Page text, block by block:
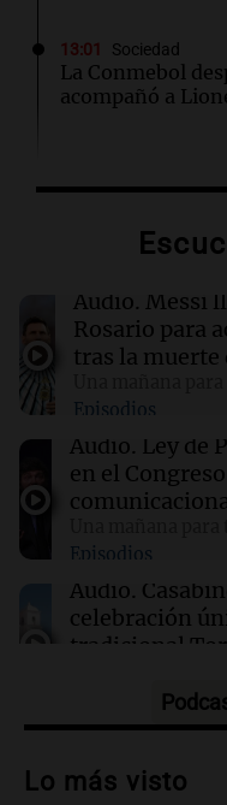
13:01 Sociedad
La Conmebol
acompañó a
AFA dispuso un
12:39 Sociedad
“Rosarino de
despidió a Jorge
12:35 Sociedad
Se incendió un
pasajeros
12:35 La Popu
La Mona
Messi tras la
Audio. Messi
Rosario para
tras la muerte
Episodios
Audio. Ley de
en el
Episodios
Audio.
celebración
tradicional
Audio.Borges,
hacerle
Lo más visto